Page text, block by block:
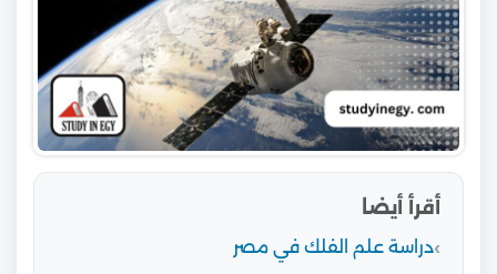
أقرأ أيضا
دراسة علم الفلك في مصر